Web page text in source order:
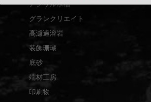
アクリル水槽
グランクリエイト
高濾過溶岩
装飾珊瑚
底砂
端材工房
印刷物